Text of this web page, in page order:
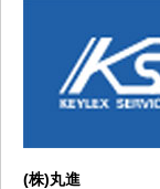
(株)丸進